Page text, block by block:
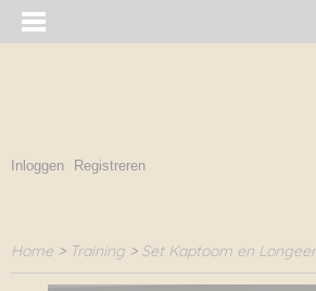
Inloggen Registreren
Home > Training > Set Kaptoom en